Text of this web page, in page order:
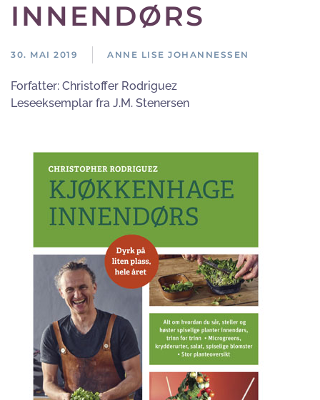
INNENDØRS
30. MAI 2019 ANNE LISE JOHANNESSEN
Forfatter: Christoffer Rodriguez
Leseeksemplar fra J.M. Stenersen